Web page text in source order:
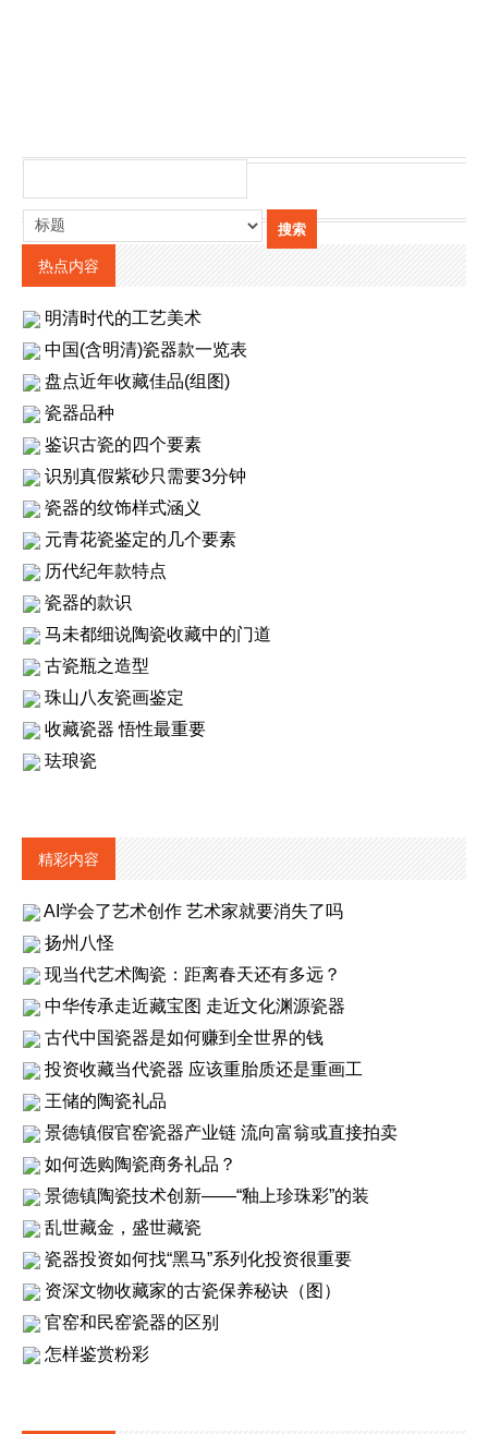
热点内容
明清时代的工艺美术
中国(含明清)瓷器款一览表
盘点近年收藏佳品(组图)
瓷器品种
鉴识古瓷的四个要素
识别真假紫砂只需要3分钟
瓷器的纹饰样式涵义
元青花瓷鉴定的几个要素
历代纪年款特点
瓷器的款识
马未都细说陶瓷收藏中的门道
古瓷瓶之造型
珠山八友瓷画鉴定
收藏瓷器 悟性最重要
珐琅瓷
精彩内容
AI学会了艺术创作 艺术家就要消失了吗
扬州八怪
现当代艺术陶瓷：距离春天还有多远？
中华传承走近藏宝图 走近文化渊源瓷器
古代中国瓷器是如何赚到全世界的钱
投资收藏当代瓷器 应该重胎质还是重画工
王储的陶瓷礼品
景德镇假官窑瓷器产业链 流向富翁或直接拍卖
如何选购陶瓷商务礼品？
景德镇陶瓷技术创新——“釉上珍珠彩”的装
乱世藏金，盛世藏瓷
瓷器投资如何找“黑马”系列化投资很重要
资深文物收藏家的古瓷保养秘诀（图）
官窑和民窑瓷器的区别
怎样鉴赏粉彩